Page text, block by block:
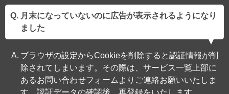
月末になっていないのに広告が表示されるようになり
ました
ブラウザの設定からCookieを削除すると認証情報が削
除されてしまいます。その際は、サービス一覧上部に
あるお問い合わせフォームよりご連絡お願いいたしま